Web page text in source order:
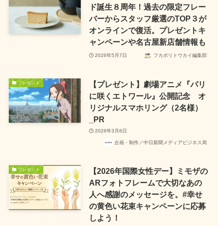
ド誕生８周年！過去の限定フレー
バーからスタッフ厳選のTOP３が
オンラインで復活。プレゼントキ
ャンペーンや名古屋新店舗情報も
2026年5月7日 フカボリトウカイ編集部
プレゼント
【プレゼント】劇場アニメ『パリ
に咲くエトワール』公開記念 オ
リジナルスマホリング（2名様）
_PR
2026年3月6日
企画・制作／中日新聞メディアビジネス局
プレゼント
【2026年国際女性デー】ミモザの
ARフォトフレームで大切なあの
人へ感謝のメッセージを。#幸せ
の黄色い花束キャンペーンに応募
しよう！